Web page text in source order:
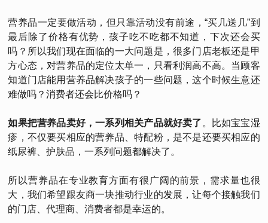
营养品一定要做活动，但只靠活动没有前途，“买几送几”到
最后除了价格有优势，孩子吃不吃都不知道，下次还会买
吗？所以我们现在面临的一大问题是，很多门店老板还是甲
方心态，对营养品的定位太单一，只看利润高不高。当顾客
知道门店能用营养品解决孩子的一些问题，这个时候生意还
难做吗？消费者还会比价格吗？
如果把营养品卖好，一系列相关产品就好卖了 。比如宝宝湿
疹，不仅要买相应的营养品、特配粉，是不是还要买相应的
纸尿裤、护肤品，一系列问题都解决了。
所以营养品在专业教育方面有很广阔的前景，需求量也很
大，我们希望跟友商一块推动行业的发展，让每个接触我们
的门店、代理商、消费者都是幸运的。